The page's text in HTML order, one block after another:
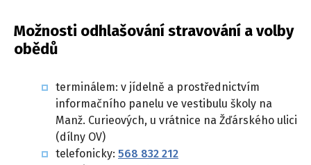
Možnosti odhlašování stravování a volby
obědů
terminálem: v jídelně a prostřednictvím
informačního panelu ve vestibulu školy na
Manž. Curieových, u vrátnice na Žďárského ulici
(dílny OV)
telefonicky: 568 832 212